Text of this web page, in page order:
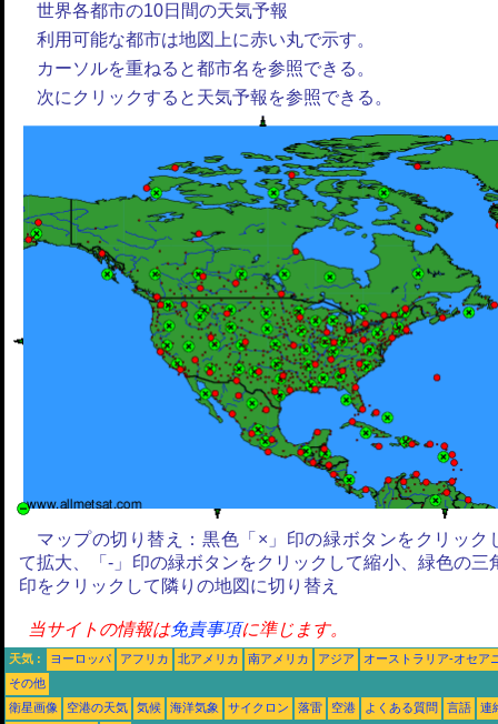
世界各都市の10日間の天気予報
利用可能な都市は地図上に赤い丸で示す。
カーソルを重ねると都市名を参照できる。
次にクリックすると天気予報を参照できる。
マップの切り替え：黒色「×」印の緑ボタンをクリック
て拡大、「-」印の緑ボタンをクリックして縮小、緑色の三
印をクリックして隣りの地図に切り替え
当サイトの情報は免責事項に準じます。
天気 : ヨーロッパ アフリカ 北アメリカ 南アメリカ アジア
オーストラリア-オセア
その他
衛星画像
空港の天気 気候 海洋気象 サイクロン 落雷 空港 よくある質問 言語 連